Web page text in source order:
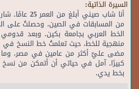
السيرة الذاتية:
أنا شاب صيني
من المسابقات في الصين، وحصلتُ على
الخط العربي بجامعة بكين. وبعد
منهجية للخط، حيث تعلمتُ خط النسخ في
مضى عليّ أكثر من عامين في مصر،
كبيرًا. آمل في حياتي أن أتمكن من نسخ
بخط يدي.